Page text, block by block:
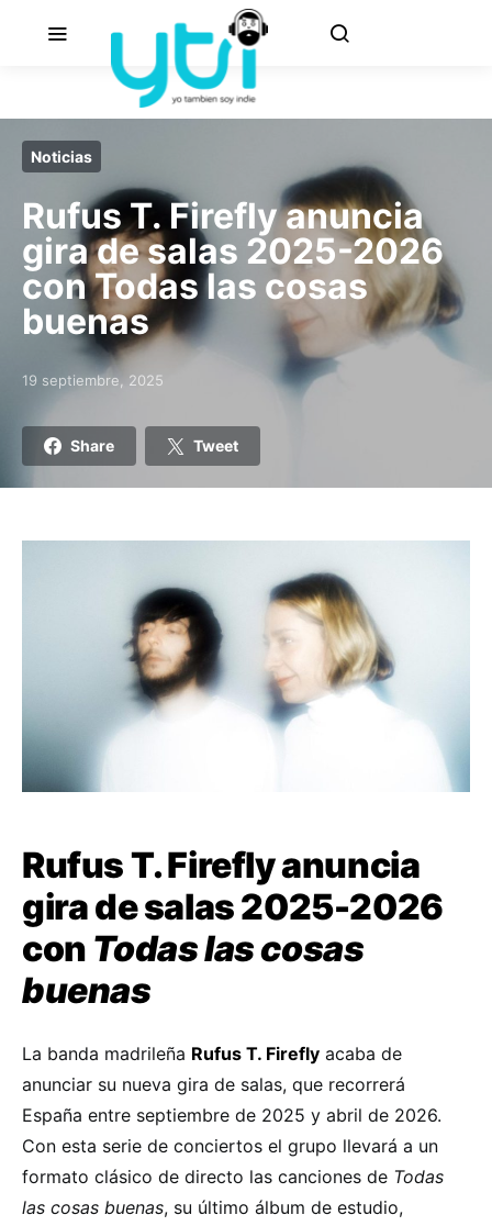
Noticias
Rufus T. Firefly anuncia
gira de salas 2025-2026
con Todas las cosas
buenas
Posted on
19 septiembre, 2025
Share Tweet
Rufus T. Firefly anuncia
gira de salas 2025-2026
con Todas las cosas
buenas
La banda madrileña Rufus T. Firefly acaba de
anunciar su nueva gira de salas, que recorrerá
España entre septiembre de 2025 y abril de 2026.
Con esta serie de conciertos el grupo llevará a un
formato clásico de directo las canciones de Todas
las cosas buenas, su último álbum de estudio,